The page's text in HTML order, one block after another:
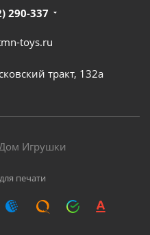
290-337
toys.ru
тракт, 132а
Игрушки
печати